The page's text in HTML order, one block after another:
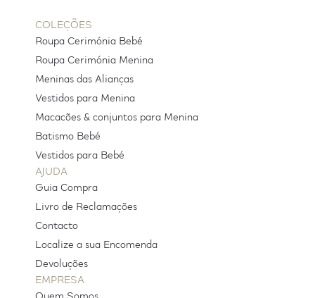
COLEÇÕES
Roupa Cerimónia Bebé
Roupa Cerimónia Menina
Meninas das Alianças
Vestidos para Menina
Macacões & conjuntos para Menina
Batismo Bebé
Vestidos para Bebé
AJUDA
Guia Compra
Livro de Reclamações
Contacto
Localize a sua Encomenda
Devoluções
EMPRESA